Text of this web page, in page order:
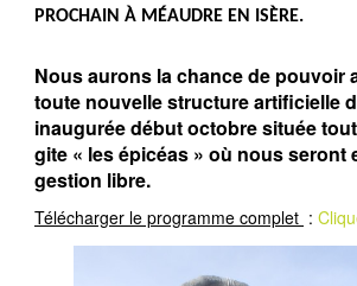
PROCHAIN À MÉAUDRE EN ISÈRE.
Nous aurons la chance de pouvoir
toute nouvelle structure artificielle
inaugurée début octobre située
gite « les épicéas » où nous seront
gestion libre.
Télécharger le programme complet :